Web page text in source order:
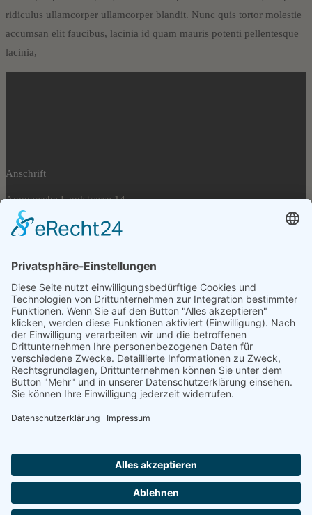
ridiculus ullamcorper ullamcorper blandit. Nunc quis tortor molestie
accumsan elit faucibus, lacinia id quam mauris potenti pellentesque
lacinia,
Anschrift
Ammersche Landstrasse 14
99974 Mühlhausen/ Thür.
Fax 03601. 88 92 57
Öffnungszeiten
Montag 08:00-17:00
Dienstag 08:00-17:00
Mittwoch 08:00-17:00
Donnerstag 08:00-17:00
Freitag 08:00-15:00
Rechtliches